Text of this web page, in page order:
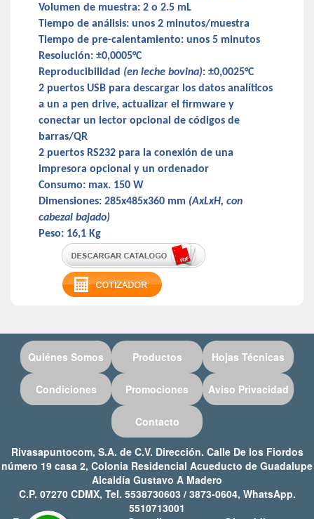
Volumen de muestra: 2 o 2.5 mL
Tiempo de análisis: unos 2 minutos/muestra
Tiempo de pre-calentamiento: unos 5 minutos
Resolución: ±0,0005°C
Reproducibilidad (en leche bovina): ±0,0025°C
2 puertos USB para descargar los datos analíticos
a un a pen drive, actualizar el firmware y
conectar un lector opcional de códigos de
barras/QR
2 puertos RS232 para la conexión de una
impresora opcional y un ordenador
Consumo: max. 150 W
Dimensiones: 285x485x360 mm (AxLxH, con
cabezal bajado)
Peso: 16,1 Kg
Quiénes Somos Productos Hojas Técnicas
Condiciones Promociones Aviso Privacidad
Contacto
Rivasapuntocom, S.A. de C.V. Dirección. Calle De los Fiordos
número 19 casa 2, Colonia Residencial Acueducto de Guadalupe
Alcaldía Gustavo A Madero
C.P. 07270 CDMX, Tel. 5538730603 / 3873-0604, WhatsApp.
5510713001